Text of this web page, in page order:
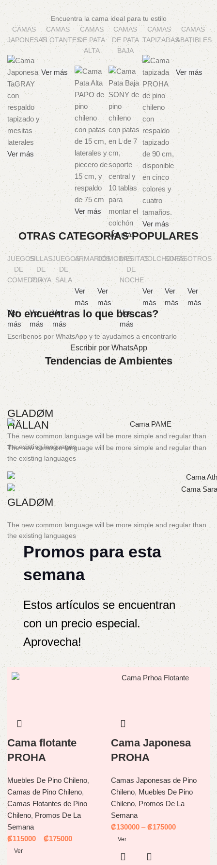
Encuentra la cama ideal para tu estilo
CAMAS
JAPONESAS
Ver más
CAMAS
FLOTANTES
Ver más
CAMAS
DE PATA
ALTA
Ver más
CAMAS
DE PATA
BAJA
Ver más
CAMAS
TAPIZADAS
Ver más
CAMAS
ABATIBLES
Ver más
OTRAS CATEGORÍAS POPULARES
JUEGOS
DE
COMEDOR
Ver
más
SILLAS
DE
PLAYA
Ver
más
JUEGOS
DE
SALA
Ver
más
ARMARIOS
Ver
más
CÓMODAS
Ver
más
MESITAS
DE
NOCHE
Ver
más
COLCHONES
Ver
más
SOFÁS
Ver
más
OTROS
Ver
más
No encuentras lo que buscas?
Escríbenos por WhatsApp y te ayudamos a encontrarlo
Escribir por WhatsApp
Tendencias de Ambientes
GLADØM
The new common language will be more simple and regular than
the existing languages
HÄLLAN
The new common language will be more simple and regular than
the existing languages
GLADØM
The new common language will be more simple and regular than
the existing languages
Promos para esta
semana
Estos artículos se encuentran
con un precio especial.
Aprovecha!
Cama flotante
PROHA
Muebles De Pino Chileno,
Camas de Pino Chileno,
Camas Flotantes de Pino
Chileno, Promos De La
Semana
₡115000 –₡175000
Ver
Cama Japonesa
PROHA
Camas Japonesas de Pino
Chileno, Muebles De Pino
Chileno, Promos De La
Semana
₡130000 –₡175000
Ver